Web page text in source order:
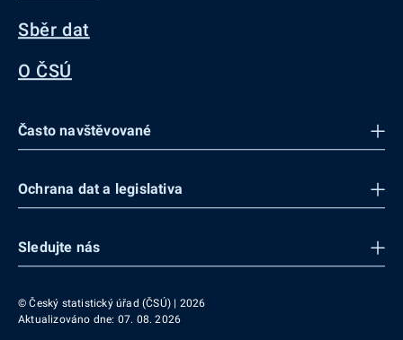
Sběr dat
O ČSÚ
Často navštěvované
Ochrana dat a legislativa
Sledujte nás
© Český statistický úřad (ČSÚ) | 2026
Aktualizováno dne: 07. 08. 2026